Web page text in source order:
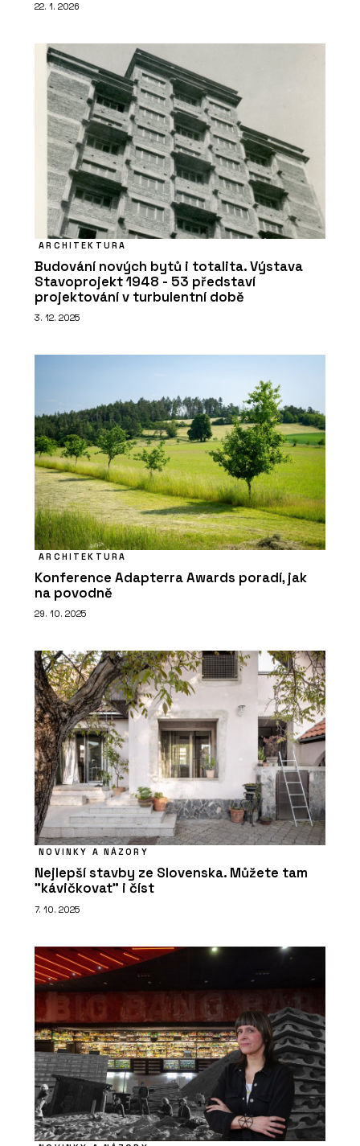
22. 1. 2026
ARCHITEKTURA
Budování nových bytů i totalita. Výstava
Stavoprojekt 1948 - 53 představí
projektování v turbulentní době
3. 12. 2025
ARCHITEKTURA
Konference Adapterra Awards poradí, jak
na povodně
29. 10. 2025
NOVINKY A NÁZORY
Nejlepší stavby ze Slovenska. Můžete tam
"kávičkovat" i číst
7. 10. 2025